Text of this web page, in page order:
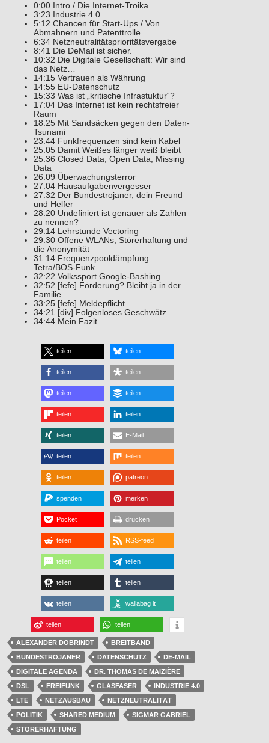
0:00 Intro / Die Internet-Troika
3:23 Industrie 4.0
5:12 Chancen für Start-Ups / Von
Abmahnern und Patenttrolle
6:34 Netzneutralitätsprioritätsvergabe
8:41 Die DeMail ist sicher.
10:32 Die Digitale Gesellschaft: Wir sind
das Netz…
14:15 Vertrauen als Währung
14:55 EU-Datenschutz
15:33 Was ist „kritische Infrastuktur“?
17:04 Das Internet ist kein rechtsfreier
Raum
18:25 Mit Sandsäcken gegen den Daten-
Tsunami
23:44 Funkfrequenzen sind kein Kabel
25:05 Damit Weißes länger weiß bleibt
25:36 Closed Data, Open Data, Missing
Data
26:09 Überwachungsterror
27:04 Hausaufgabenvergesser
27:32 Der Bundestrojaner, dein Freund
und Helfer
28:20 Undefiniert ist genauer als Zahlen
zu nennen?
29:14 Lehrstunde Vectoring
29:30 Offene WLANs, Störerhaftung und
die Anonymität
31:14 Frequenzpooldämpfung:
Tetra/BOS-Funk
32:22 Volkssport Google-Bashing
32:52 [fefe] Förderung? Bleibt ja in der
Familie
33:25 [fefe] Meldepflicht
34:21 [div] Folgenloses Geschwätz
34:44 Mein Fazit
teilen teilen
teilen teilen
teilen teilen
teilen teilen
teilen E-Mail
teilen teilen
teilen patreon
spenden merken
Pocket drucken
teilen RSS-feed
teilen teilen
teilen teilen
teilen wallabag it
teilen teilen
ALEXANDER DOBRINDT
BREITBAND
BUNDESTROJANER
DATENSCHUTZ
DE-MAIL
DIGITALE AGENDA
DR. THOMAS DE MAIZIÈRE
DSL
FREIFUNK GLASFASER
INDUSTRIE 4.0
LTE
NETZAUSBAU
NETZNEUTRALITÄT
POLITIK
SHARED MEDIUM
SIGMAR GABRIEL
STÖRERHAFTUNG